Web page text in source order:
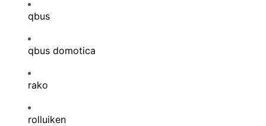
qbus
qbus domotica
rako
rolluiken